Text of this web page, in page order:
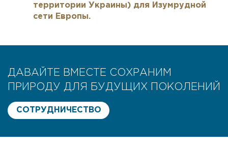
территории Украины) для Изумрудной
сети Европы.
ДАВАЙТЕ ВМЕСТЕ СОХРАНИМ
ПРИРОДУ ДЛЯ БУДУЩИХ ПОКОЛЕНИЙ
СОТРУДНИЧЕСТВО